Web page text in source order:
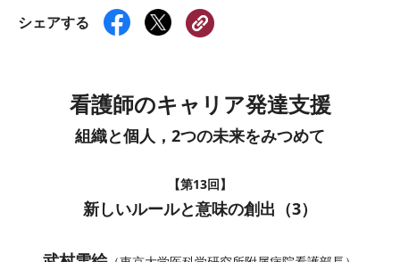
シェアする
看護師のキャリア発達支援
組織と個人，2つの未来をみつめて
【第13回】
新しいルールと意味の創出（3）